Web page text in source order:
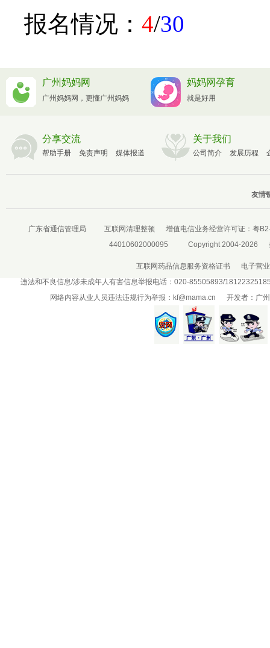
报名情况： 4/30
广州妈妈网
广州妈妈网，更懂广州妈妈
妈妈网孕育
就是好用
分享交流
帮助手册 免责声明 媒体报道
关于我们
公司简介 发展历程
友情
广东省通信管理局 互联网清理整顿 增值电信业务经营许可证： 粤
44010602000095
Copyright 2004-2026
互联网药品信息服务资格证书
电子营
违法和不良信息/涉未成年人有害信息举报电话：020-85505893/
网络内容从业人员违法违规行为举报： kf@mama.cn 开发者：广